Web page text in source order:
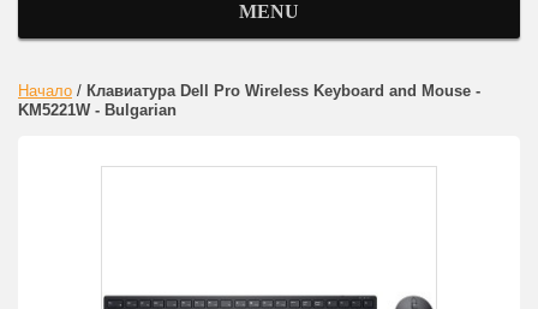
MENU
Начало / Клавиатура Dell Pro Wireless Keyboard and Mouse -
KM5221W - Bulgarian